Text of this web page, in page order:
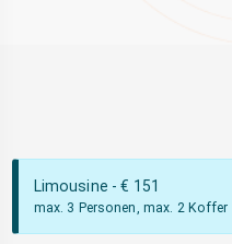
Limousine - € 151
max. 3 Personen, max. 2 Koffer